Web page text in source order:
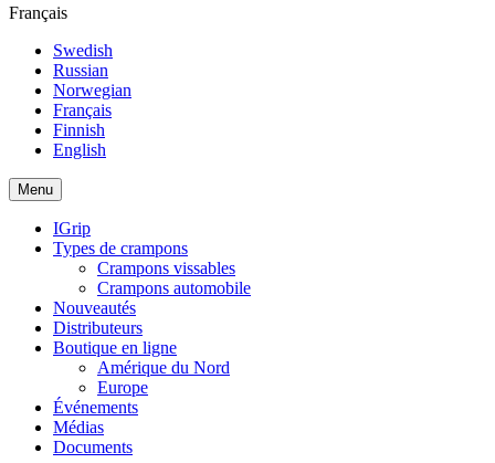
Français
Swedish
Russian
Norwegian
Français
Finnish
English
Menu
IGrip
Types de crampons
Crampons vissables
Crampons automobile
Nouveautés
Distributeurs
Boutique en ligne
Amérique du Nord
Europe
Événements
Médias
Documents